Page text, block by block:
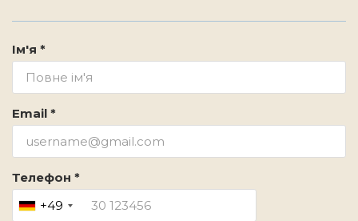
Ім'я *
Email *
Телефон *
+49